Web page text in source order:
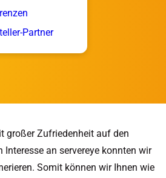
Partner
großer Zufriedenheit auf den
an servereye konnten wir
Somit können wir Ihnen wie